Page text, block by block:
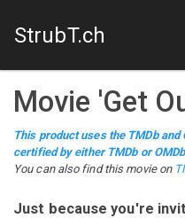
StrubT.ch
Movie 'Get
This product uses the TMDb
certified by either TMDb or
You can also find this movieon
Just because you're